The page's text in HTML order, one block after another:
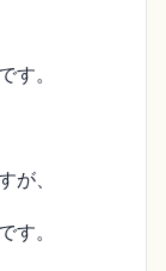
す。
が、
です。